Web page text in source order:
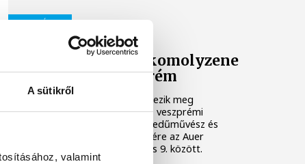
A sütikről
valamint
KULTÚRA
Ezen a héten a komolyzene
fővárosa Veszprém
Idén 12. alkalommal rendezik meg
Veszprémben a világhírű, veszprémi
születésű Auer Lipót hegedűművész és
zenepedagógus tiszteletére az Auer
Fesztivált, augusztus 3. és 9. között.